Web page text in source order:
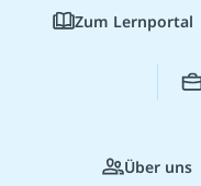
Zum Lernportal
Über uns